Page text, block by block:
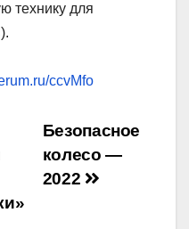
технику для
ccvMfo
Безопасное
колесо —
2022